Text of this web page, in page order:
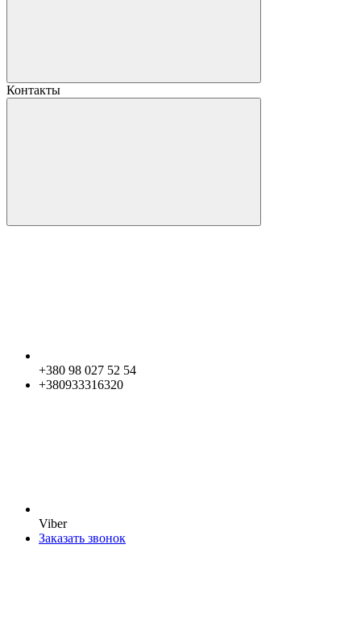
Контакты
+380 98 027 52 54
+380933316320
Viber
Заказать звонок